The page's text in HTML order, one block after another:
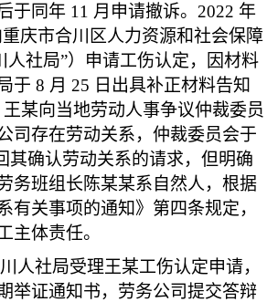
于同年 11 月申请撤诉。2022 年
庆市合川区人力资源和社会保障
人社局”）申请工伤认定，因材料
于 8 月 25 日出具补正材料告知
某向当地劳动人事争议仲裁委员
司存在劳动关系，仲裁委员会于
其确认劳动关系的请求，但明确
务班组长陈某某系自然人，根据
有关事项的通知》第四条规定，
主体责任。
人社局受理王某工伤认定申请，
举证通知书，劳务公司提交答辩